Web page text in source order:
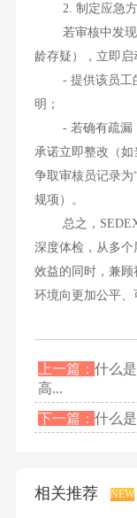
2. 制定应急
若审核中发现
龄存疑），立即
- 提供该员工的
明；
- 若确有疏漏（
承诺立即整改（如
争取审核员记录为
规项）。
总之，SEDEX
深度体检，从多
效益的同时，兼
环境向更加公平、
上一篇：什么
高...
下一篇：什么
相关推荐 NEW